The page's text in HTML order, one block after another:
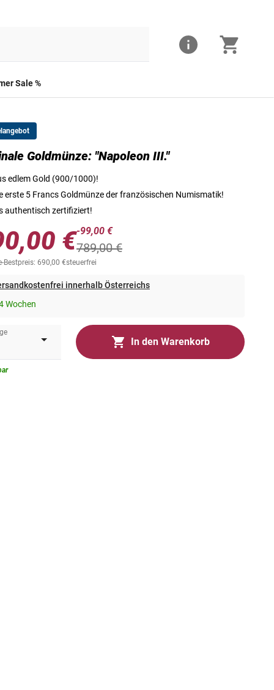
Sale %
Originale Goldmünze: "Napoleon III."
Goldmünze: "Napoleon III."
edlem Gold (900/1000)!
erste 5 Francs Goldmünze der französischen Numismatik!
authentisch zertifiziert!
€-99,00 €
789,00 €
Bestpreis: 690,00 €steuerfrei
innerhalb Österreichs
Wochen
In den Warenkorb